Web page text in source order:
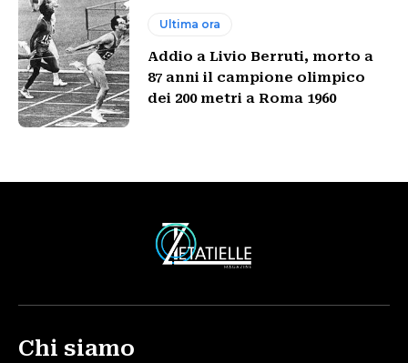
Ultima ora
Addio a Livio Berruti, morto a
87 anni il campione olimpico
dei 200 metri a Roma 1960
Chi siamo